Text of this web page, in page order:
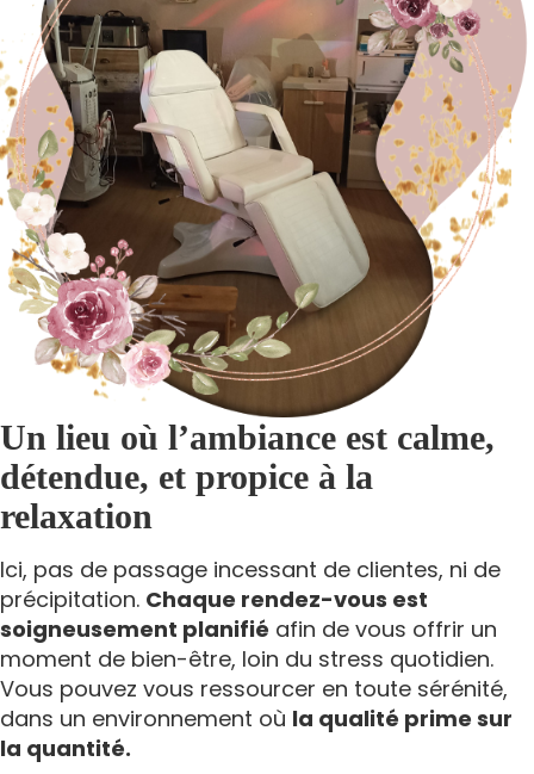
Un lieu où l’ambiance est calme,
détendue, et propice à la
relaxation
Ici, pas de passage incessant de clientes, ni de
précipitation. Chaque rendez-vous est
soigneusement planifié afin de vous offrir un
moment de bien-être, loin du stress quotidien.
Vous pouvez vous ressourcer en toute sérénité,
dans un environnement où la qualité prime sur
la quantité.